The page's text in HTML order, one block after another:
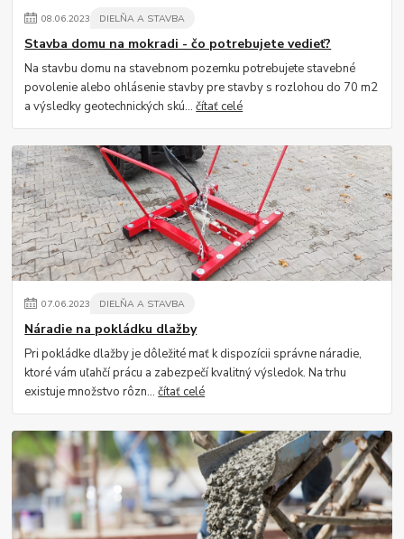
08.06.2023 DIELŇA A STAVBA
Stavba domu na mokradi - čo potrebujete vedieť?
Na stavbu domu na stavebnom pozemku potrebujete stavebné
povolenie alebo ohlásenie stavby pre stavby s rozlohou do 70 m2
a výsledky geotechnických skú...čítať celé
07.06.2023 DIELŇA A STAVBA
Náradie na pokládku dlažby
Pri pokládke dlažby je dôležité mať k dispozícii správne náradie,
ktoré vám uľahčí prácu a zabezpečí kvalitný výsledok. Na trhu
existuje množstvo rôzn...čítať celé